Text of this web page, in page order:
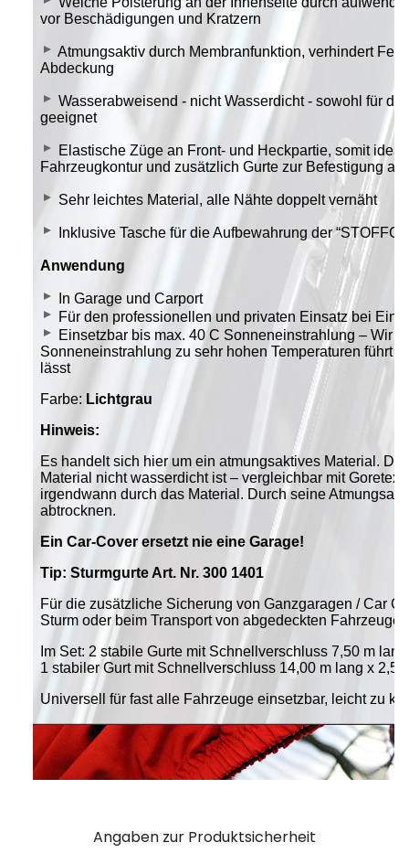
Angaben zur Produktsicherheit